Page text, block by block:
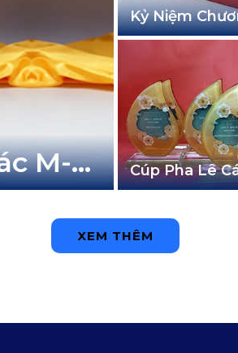
M-
Kỷ Niệm
SD-255
Cúp Pha Lê
XEM THÊM